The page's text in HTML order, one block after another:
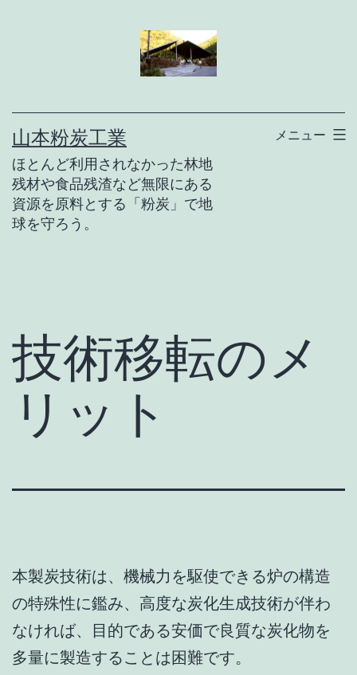
へ
ス
キ
ッ
山本粉炭工業
ほとんど利用されなかった林地
残材や食品残渣など無限にある
資源を原料とする「粉炭」で地
球を守ろう。
メニュー
技術移転のメ
リット
本製炭技術は、機械力を駆使できる炉の構造
の特殊性に鑑み、高度な炭化生成技術が伴わ
なければ、目的である安価で良質な炭化物を
多量に製造することは困難です。